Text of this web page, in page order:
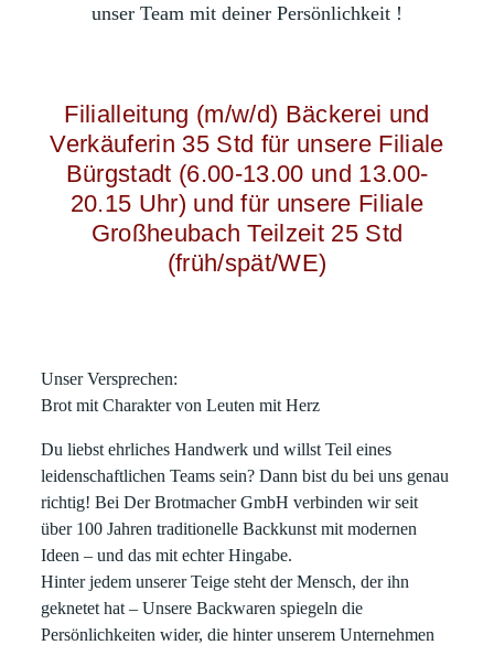
unser Team mit deiner Persönlichkeit !
Filialleitung (m/w/d) Bäckerei und
Verkäuferin 35 Std für unsere Filiale
Bürgstadt (6.00-13.00 und 13.00-
20.15 Uhr) und für unsere Filiale
Großheubach Teilzeit 25 Std
(früh/spät/WE)
Unser Versprechen:
Brot mit Charakter von Leuten mit Herz
Du liebst ehrliches Handwerk und willst Teil eines
leidenschaftlichen Teams sein? Dann bist du bei uns genau
richtig! BeiDer Brotmacher GmbH verbinden wir seit
über 100 Jahrentraditionelle Backkunst mit modernen
Ideen – und das mit echter Hingabe.
Hinter jedem unserer Teige steht der Mensch, der ihn
geknetet hat – Unsere Backwaren spiegeln die
Persönlichkeiten wider, die hinter unserem Unternehmen